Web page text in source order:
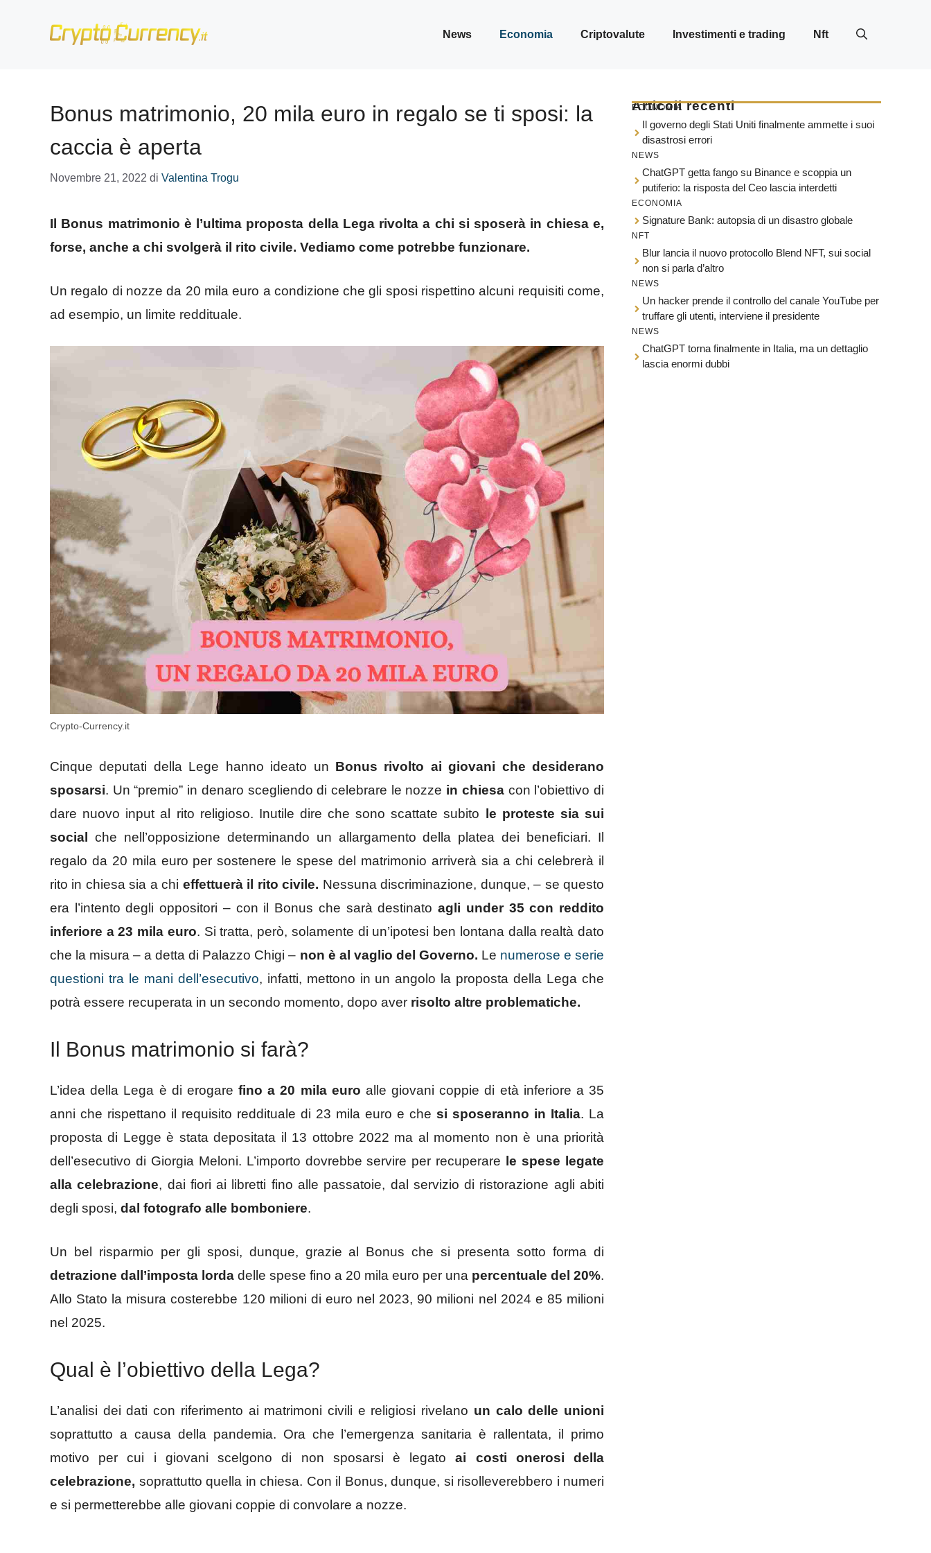
News Economia Criptovalute Investimenti e trading Nft
Bonus matrimonio, 20 mila euro in regalo se ti sposi: la
caccia è aperta
Novembre 21, 2022 di Valentina Trogu
Il Bonus matrimonio è l’ultima proposta della Lega rivolta a chi si sposerà in chiesa e,
forse, anche a chi svolgerà il rito civile. Vediamo come potrebbe funzionare.
Un regalo di nozze da 20 mila euro a condizione che gli sposi rispettino alcuni requisiti come,
ad esempio, un limite reddituale.
Crypto-Currency.it
Cinque deputati della Lege hanno ideato un Bonus rivolto ai giovani che desiderano
sposarsi. Un “premio” in denaro scegliendo di celebrare le nozze in chiesacon l’obiettivo di
dare nuovo input al rito religioso. Inutile dire che sono scattate subito le proteste sia sui
social che nell’opposizione determinando un allargamento della platea dei beneficiari. Il
regalo da 20 mila euro per sostenere le spese del matrimonio arriverà sia a chi celebrerà il
rito in chiesa sia a chi effettuerà il rito civile. Nessuna discriminazione, dunque, – se questo
era l’intento degli oppositori – con il Bonus che sarà destinatoagli under 35 con reddito
inferiore a 23 mila euro. Si tratta, però, solamente di un’ipotesi ben lontana dalla realtà dato
che la misura – a detta di Palazzo Chigi – non è al vaglio del Governo. Le numerose e serie
questioni tra le mani dell’esecutivo, infatti, mettono in un angolo la proposta della Lega che
potrà essere recuperata in un secondo momento, dopo aver risolto altre problematiche.
Il Bonus matrimonio si farà?
L’idea della Lega è di erogare fino a 20 mila euro alle giovani coppie di età inferiore a 35
anni che rispettano il requisito reddituale di 23 mila euro e che si sposeranno in Italia. La
proposta di Legge è stata depositata il 13 ottobre 2022 ma al momento non è una priorità
dell’esecutivo di Giorgia Meloni. L’importo dovrebbe servire per recuperare
le spese legate
alla celebrazione, dai fiori ai libretti fino alle passatoie, dal servizio di ristorazione agli abiti
degli sposi, dal fotografo alle bomboniere.
Un bel risparmio per gli sposi, dunque, grazie al Bonus che si presenta sotto forma di
detrazione dall’imposta lorda delle spese fino a 20 mila euro per una percentuale del 20%.
Allo Stato la misura costerebbe 120 milioni di euro nel 2023, 90 milioni nel 2024 e 85 milioni
nel 2025.
Qual è l’obiettivo della Lega?
L’analisi dei dati con riferimento ai matrimoni civili e religiosi rivelano un calo delle unioni
soprattutto a causa della pandemia. Ora che l’emergenza sanitaria è rallentata, il primo
motivo per cui i giovani scelgono di non sposarsi è legatoai costi onerosi della
celebrazione, soprattutto quella in chiesa. Con il Bonus, dunque, si risolleverebbero i numeri
e si permetterebbe alle giovani coppie di convolare a nozze.
Articoli recenti
ECONOMIA
Il governo degli Stati Uniti finalmente ammette i suoi
disastrosi errori
NEWS
ChatGPT getta fango su Binance e scoppia un
putiferio: la risposta del Ceo lascia interdetti
ECONOMIA
Signature Bank: autopsia di un disastro globale
NFT
Blur lancia il nuovo protocollo Blend NFT, sui social
non si parla d’altro
NEWS
Un hacker prende il controllo del canale YouTube per
truffare gli utenti, interviene il presidente
NEWS
ChatGPT torna finalmente in Italia, ma un dettaglio
lascia enormi dubbi